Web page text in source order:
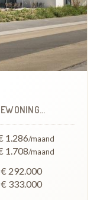
1.286/maand
1.708/maand
292.000
333.000